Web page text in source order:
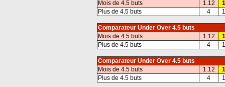
Mois de 4.5 buts 1.12
Plus de 4.5 buts
4
Comparateur Under Over 4.5 buts
Mois de 4.5 buts
1.12
Plus de 4.5 buts
4
Comparateur Under Over 4.5 buts
Mois de 4.5 buts
1.12
Plus de 4.5 buts
4